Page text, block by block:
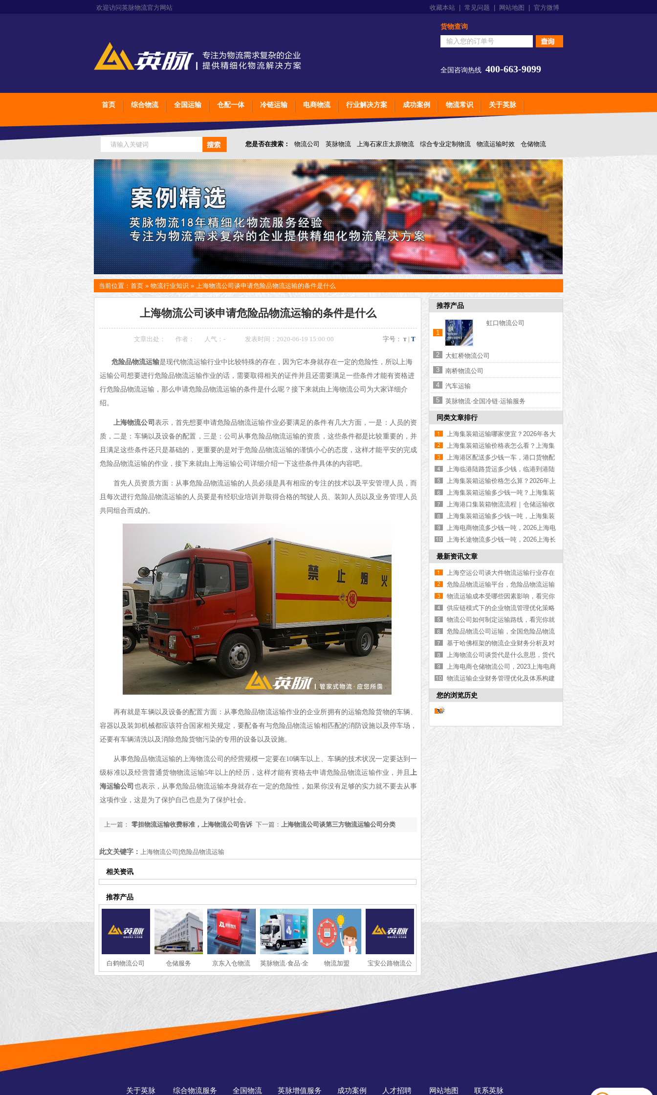
欢迎访问英脉物流官方网站 收藏本站 常见问题 网站地图 官方微博
货物查询
全国咨询热线 400-663-9099
首页 综合物流 全国运输 仓配一体 冷链运输 电商物流 行业解决方案 成功案例 物流常识 关于英脉
您是否在搜索： 物流公司 英脉物流 上海石家庄太原物流 综合专业定制物流 物流运输时效 仓储物流
仓储综合专业定制物流 上海石家庄太原综合专业定制物流
当前位置： 首页 » 物流行业知识 » 上海物流公司谈申请危险品物流运输的条件是什么
上海物流公司谈申请危险品物流运输的条件是什么
字号： T | T
文章出处： 作者： 人气： - 发表时间：2020-06-19 15:00:00
危险品物流运输是现代物流运输行业中比较特殊的存在，因为它本身就存在一定的危险性，所以上海
运输公司想要进行危险品物流运输作业的话，需要取得相关的证件并且还需要满足一些条件才能有资格进
行危险品物流运输，那么申请危险品物流运输的条件是什么呢？接下来就由上海物流公司为大家详细介
绍。
上海物流公司 表示，首先想要申请危险品物流运输作业必要满足的条件有几大方面，一是：人员的资
质，二是：车辆以及设备的配置，三是：公司从事危险品物流运输的资质，这些条件都是比较重要的，并
且满足这些条件还只是基础的，更重要的是对于危险品物流运输的谨慎小心的态度，这样才能平安的完成
危险品物流运输的作业，接下来就由上海运输公司详细介绍一下这些条件具体的内容吧。
首先人员资质方面：从事危险品物流运输的人员必须是具有相应的专注 的技术以及平安管理人员 ， 而
且每次进行危险品物流运输的人员要是有经职业培训 并取得合格的驾驶人员、装卸人员 以及 业务管理人员
共同组合而成的。
再有就是车辆以及设备的配置方面：从事危险品物流运输作业的企业所拥有的运输危险货物的车辆、
容器 以及装卸机械都应该符合国家相 关规定 ，要配备有与危险品物流运输相匹配的消防设施以及停车场，
还要有车辆清洗以及消除危险货物污染的专用 的设备以及设施。
从事危险品物流运输的上海物流公司的经营规模一定要在10辆车以上、车辆的技术状况一定要达到一
级标准以及经营普通货物物流运输5年以上的经历 ，这样才能有资格去申请危险品物流运输作业，并且上
海运输公司 也表示，从事危险品物流运输本身就存在一定的危险性，如果你没有足够的实力就不要去从事
这项作业，这是为了保护自己也是为了保护社会。
下一篇： 上海物流公司谈第三方物流运输公司分类
上一篇： 零担物流运输收费标准，上海物流公司告诉
此文关键字： 上海物流公司|危险品物流运输
相关资讯
推荐产品
白鹤物流公司 仓储服务 京东入仓物流
英脉物流·食品·全
国冷链运输
物流加盟
宝安公路物流公
司
推荐产品
1
虹口物流公司
2
大虹桥物流公司
3
南桥物流公司
4
汽车运输
5
英脉物流·全国冷链·运输服务
同类文章排行
上海集装箱运输哪家便宜？2026年各大
物流公司推荐【最新更新】
上海集装箱运输价格表怎么看？上海集
装箱运输价格指南【最新更新】
上海港区配送多少钱一车，港口货物配
送服务收费价格表【含最新报价】
上海临港陆路货运多少钱，临港到港陆
路运输收费标准【含价格表】
上海集装箱运输价格怎么算？2026年上
海集装箱运输价格指南【最新更新】
上海集装箱运输多少钱一吨？上海集装
箱运输价格（含价格表）
上海港口集装箱物流流程｜仓储运输收
费标准2026｜港口物流【行业百科】
上海集装箱运输多少钱一吨，上海集装
箱运输价格（含价格表）
上海电商物流多少钱一吨，2026上海电
商物流价格【含最新价格】
上海长途物流多少钱一吨，2026上海长
途物流价格【含最新价格】
最新资讯文章
上海空运公司谈大件物流运输行业存在
的问题
危险品物流运输平台，危险品物流运输
服务【今日资讯】
物流运输成本受哪些因素影响，看完你
就知道了【最新更新】
供应链模式下的企业物流管理优化策略
物流公司如何制定运输路线，看完你就
知道了[最新更新]
危险品物流公司运输，全国危险品物流
公司推荐【今日推荐】
基于哈佛框架的物流企业财务分析及对
策——以T公司为例
上海物流公司谈货代是什么意思，货代
和物流的区别
上海电商仓储物流公司，2023上海电商
仓储物流公司推荐[最新推荐]
物流运输企业财务管理优化及体系构建
探讨
您的浏览历史
关于英脉 综合物流服务 全国物流 英脉增值服务 成功案例 人才招聘 网站地图 联系英脉